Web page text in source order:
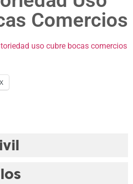
Comercios
uso cubre bocas comercios
X